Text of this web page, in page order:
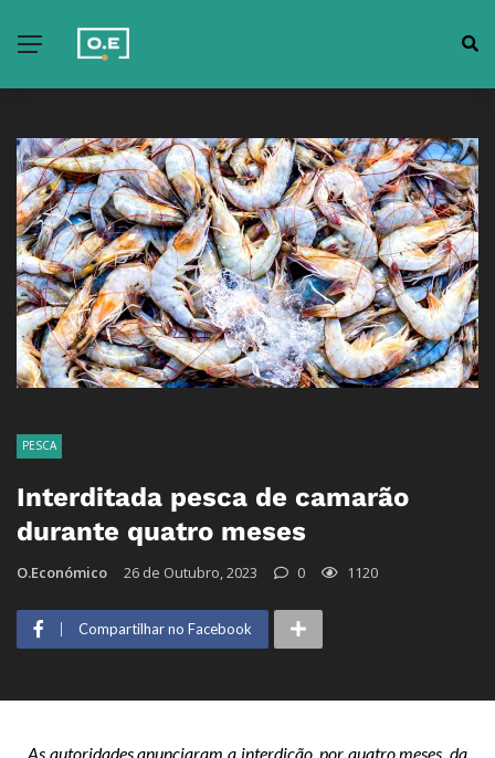
PESCA
Interditada pesca de camarão
durante quatro meses
O.Económico 26 de Outubro, 2023 0 1120
Compartilhar no Facebook
As autoridades anunciaram a interdição, por quatro meses, da